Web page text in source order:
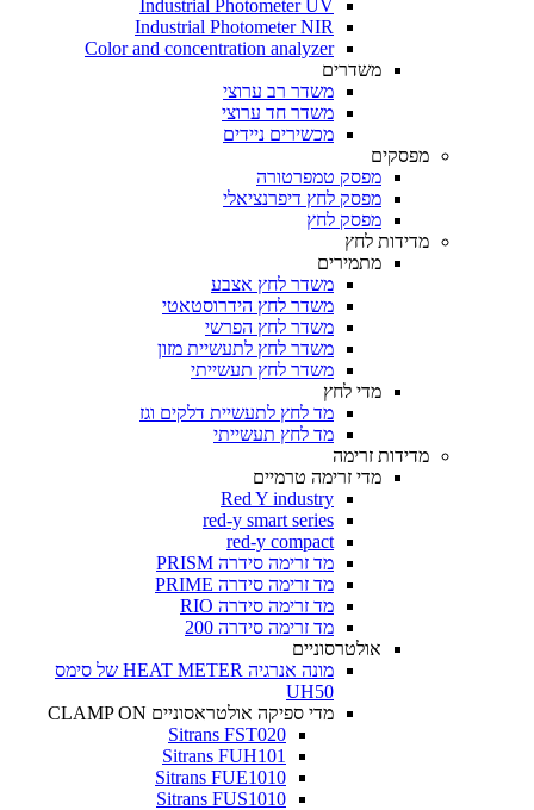
Industrial Photometer UV
Industrial Photometer NIR
Color and concentration analyzer
משדרים
משדר רב ערוצי
משדר חד ערוצי
מכשירים ניידים
מפסקים
מפסק טמפרטורה
מפסק לחץ דיפרנציאלי
מפסק לחץ
מדידות לחץ
מתמירים
משדר לחץ אצבע
משדר לחץ הידרוסטאטי
משדר לחץ הפרשי
משדר לחץ לתעשיית מזון
משדר לחץ תעשייתי
מדי לחץ
מד לחץ לתעשיית דלקים וגז
מד לחץ תעשייתי
מדידות זרימה
מדי זרימה טרמיים
Red Y industry
red-y smart series
red-y compact
מד זרימה סידרה PRISM
מד זרימה סידרה PRIME
מד זרימה סידרה RIO
מד זרימה סידרה 200
אולטרסוניים
מונה אנרגיה HEAT METER של סימס
UH50
מדי ספיקה אולטראסוניים CLAMP ON
Sitrans FST020
Sitrans FUH101
Sitrans FUE1010
Sitrans FUS1010